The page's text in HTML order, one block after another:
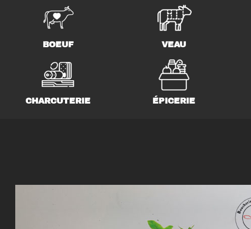
BOEUF VEAU
CHARCUTERIE ÉPICERIE